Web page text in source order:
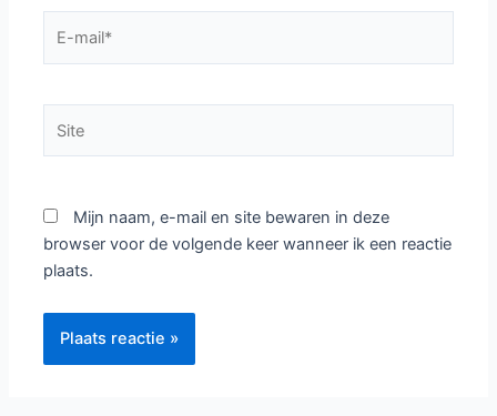
mail*
Mijn naam, e-mail en site bewaren in deze
browser voor de volgende keer wanneer ik een reactie
plaats.